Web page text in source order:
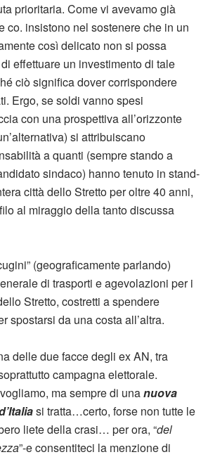
prioritaria. Come vi avevamo già
co. insistono nel sostenere che in un
così delicato non si possa
effettuare un investimento di tale
ciò significa dover corrispondere
Ergo, se soldi vanno spesi
con una prospettiva all’orizzonte
si attribuiscano
a quanti (sempre stando a
sindaco) hanno tenuto in stand-
città dello Stretto per oltre 40 anni,
al miraggio della tanto discussa
(geograficamente parlando)
di trasporti e agevolazioni per i
Stretto, costretti a spendere
spostarsi da una costa all’altra.
delle due facce degli ex AN, tra
campagna elettorale.
ma sempre di unanuova
si tratta…certo, forse non tutte le
liete della crasi… per ora, “del
”-e consentiteci la menzione di